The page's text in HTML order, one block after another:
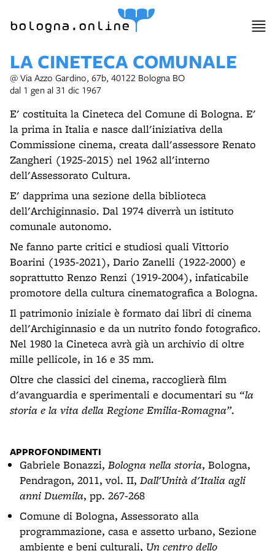
bologna.online
LA CINETECA COMUNALE
@ Via Azzo Gardino, 67b, 40122 Bologna BO
dal 1 gen al 31 dic 1967
E' costituita la Cineteca del Comune di Bologna. E'
la prima in Italia e nasce dall'iniziativa della
Commissione cinema, creata dall'assessore Renato
Zangheri (1925-2015) nel 1962 all'interno
dell'Assessorato Cultura.
E' dapprima una sezione della biblioteca
dell'Archiginnasio. Dal 1974 diverrà un istituto
comunale autonomo.
Ne fanno parte critici e studiosi quali Vittorio
Boarini (1935-2021), Dario Zanelli (1922-2000) e
soprattutto Renzo Renzi (1919-2004), infaticabile
promotore della cultura cinematografica a Bologna.
Il patrimonio iniziale è formato dai libri di cinema
dell'Archiginnasio e da un nutrito fondo fotografico.
Nel 1980 la Cineteca avrà già un archivio di oltre
mille pellicole, in 16 e 35 mm.
Oltre che classici del cinema, raccoglierà film
d'avanguardia e sperimentali e documentari su “la
storia e la vita della Regione Emilia-Romagna”.
APPROFONDIMENTI
Gabriele Bonazzi, Bologna nella storia, Bologna,
Pendragon, 2011, vol. II, Dall'Unità d'Italia agli
anni Duemila, pp. 267-268
Comune di Bologna, Assessorato alla
programmazione, casa e assetto urbano, Sezione
ambiente e beni culturali, Un centro dello